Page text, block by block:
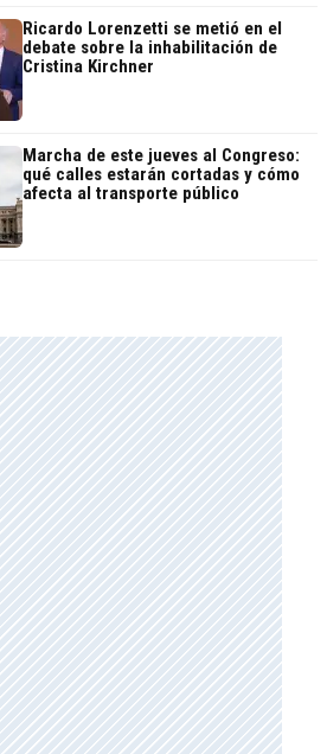
Ricardo Lorenzetti se metió en el
debate sobre la inhabilitación de
Cristina Kirchner
Marcha de este jueves al Congreso:
qué calles estarán cortadas y cómo
afecta al transporte público